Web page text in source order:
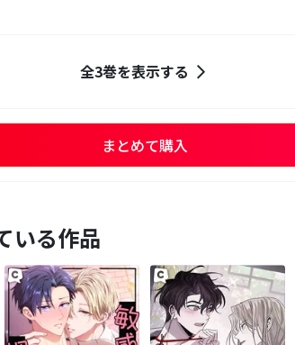
全3巻を表示する
まとめて購入
いる作品